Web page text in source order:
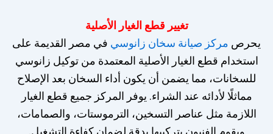
تغيير قطع الغيار الأصلية
يحرص مركز صيانة سخان زانوسي في مصر القديمة على
استخدام قطع الغيار الأصلية المعتمدة من توكيل زانوسي
للسخانات، مما يضمن أن يكون أداء السخان بعد الإصلاح
مماثلًا لأدائه عند الشراء. يوفر المركز جميع قطع الغيار
اللازمة مثل عناصر التسخين، الترموستات، والصمامات،
ويقوم الفنيون بتركيبها بدقة لضمان كفاءة التشغيل.